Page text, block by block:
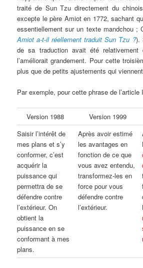
traité de Sun Tzu directement du
excepte le père Amiot en 1772, sachant
essentiellement sur un texte mandchou ;
Amiot a-t-il réellement traduit Sun Tzu ?).
de sa traduction avait été relativement
l’améliorait grandement. Pour cette
plus que de petits ajustements qui
Par exemple, pour cette phrase de l’article
Version 1988 Version 1999
Saisir l’intérêt de
mes plans et s’y
conformer, c’est
acquérir la
puissance qui
permettra de se
défendre contre
l’extérieur. On
obtient la
puissance en se
conformant à mes
plans.
Après avoir estimé
les avantages en
fonction de ce que
vous avez entendu,
transformez-les en
force pour vous
défendre contre
l’extérieur.